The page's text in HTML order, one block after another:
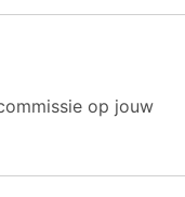
op jouw